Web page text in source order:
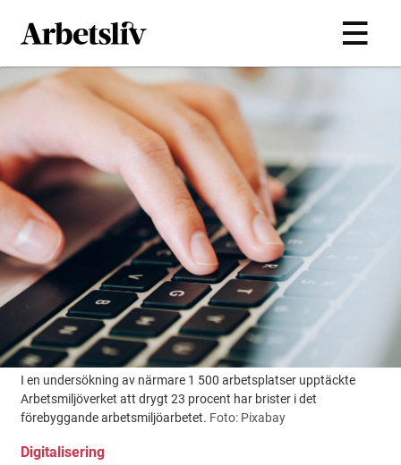
Hoppa till huvudinnehållet
I en undersökning av närmare 1 500 arbetsplatser upptäckte
Arbetsmiljöverket att drygt 23 procent har brister i det
förebyggande arbetsmiljöarbetet. Foto: Pixabay
Digitalisering